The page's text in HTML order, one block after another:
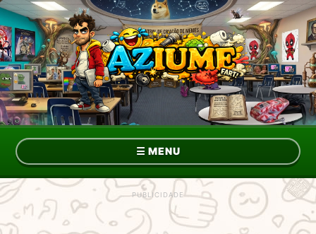
☰ MENU
Topo